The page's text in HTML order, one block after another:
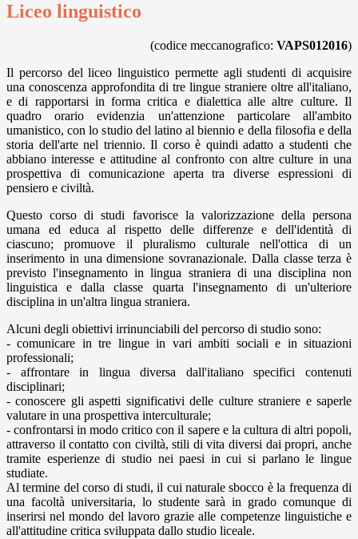
Liceo linguistico
(codice meccanografico: VAPS012016)
Il percorso del liceo linguistico permette agli studenti di acquisire
una conoscenza approfondita di tre lingue straniere oltre all'italiano,
e di rapportarsi in forma critica e dialettica alle altre culture. Il
quadro orario evidenzia un'attenzione particolare all'ambito
umanistico, con lo studio del latino al biennio e della filosofia e della
storia dell'arte nel triennio. Il corso è quindi adatto a studenti che
abbiano interesse e attitudine al confronto con altre culture in una
prospettiva di comunicazione aperta tra diverse espressioni di
pensiero e civiltà.
Questo corso di studi favorisce la valorizzazione della persona
umana ed educa al rispetto delle differenze e dell'identità di
ciascuno; promuove il pluralismo culturale nell'ottica di un
inserimento in una dimensione sovranazionale. Dalla classe terza è
previsto l'insegnamento in lingua straniera di una disciplina non
linguistica e dalla classe quarta l'insegnamento di un'ulteriore
disciplina in un'altra lingua straniera.
Alcuni degli obiettivi irrinunciabili del percorso di studio sono:
- comunicare in tre lingue in vari ambiti sociali e in situazioni
professionali;
- affrontare in lingua diversa dall'italiano specifici contenuti
disciplinari;
- conoscere gli aspetti significativi delle culture straniere e saperle
valutare in una prospettiva interculturale;
- confrontarsi in modo critico con il sapere e la cultura di altri popoli,
attraverso il contatto con civiltà, stili di vita diversi dai propri, anche
tramite esperienze di studio nei paesi in cui si parlano le lingue
studiate.
Al termine del corso di studi, il cui naturale sbocco è la frequenza di
una facoltà universitaria, lo studente sarà in grado comunque di
inserirsi nel mondo del lavoro grazie alle competenze linguistiche e
all'attitudine critica sviluppata dallo studio liceale.